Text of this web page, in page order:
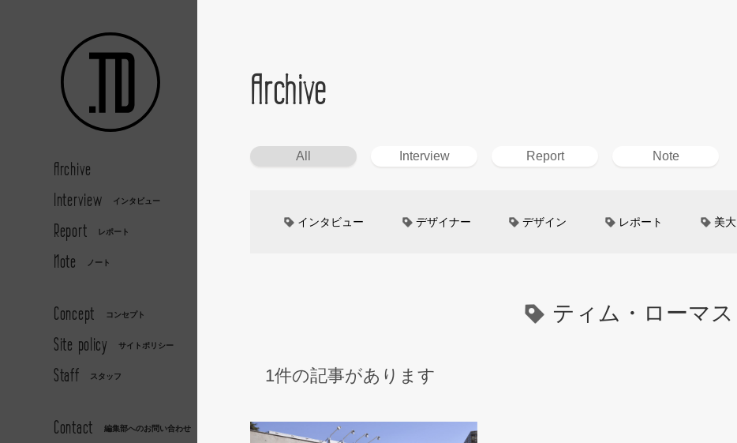
Archive
Interview
インタビュー
Report レポート
Note ノート
Concept コンセプト
Site policy サイトポリシー
Staff スタッフ
Contact 編集部へのお問い合わせ
Archive
All Interview Report Note
インタビュー デザイナー デザイン レポート 美大
AXIS
ティム・ローマス
1件の記事があります